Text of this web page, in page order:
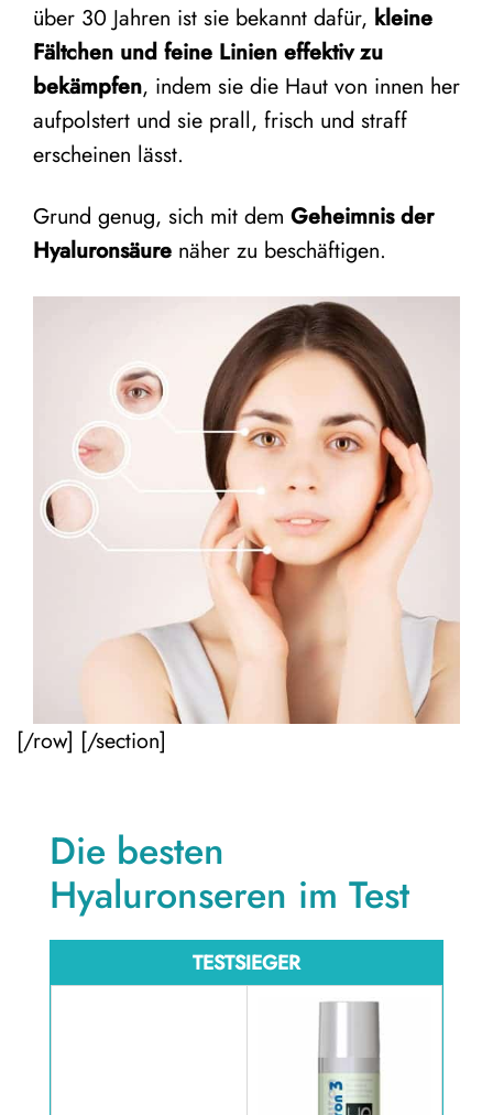
über 30 Jahren ist sie bekannt dafür, kleine
Fältchen und feine Linien effektiv zu
bekämpfen, indem sie die Haut von innen her
aufpolstert und sie prall, frisch und straff
erscheinen lässt.
Grund genug, sich mit dem Geheimnis der
Hyaluronsäure näher zu beschäftigen.
[/row] [/section]
Die besten
Hyaluronseren im Test
TESTSIEGER